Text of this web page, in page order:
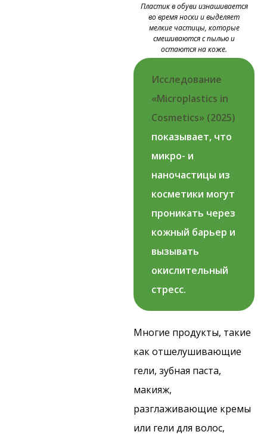
Пластик в обуви изнашивается
во время носки и выделяет
мелкие частицы, которые
смешиваются с пылью и
остаются на коже.
Исследование
«Microplastics in
Cosmetics» (2025)
показывает, что
микро- и
наночастицы из
косметики могут
проникать через
кожный барьер и
вызывать
окислительный
стресс.
Многие продукты, такие
как отшелушивающие
гели, зубная паста,
макияж,
разглаживающие кремы
или гели для волос,